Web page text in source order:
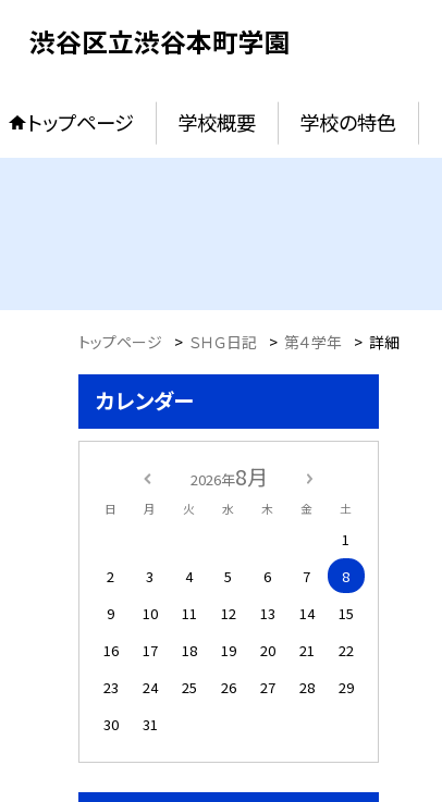
渋谷区立渋谷本町学園
トップページ 学校概要 学校の特色
トップページ > ＳＨＧ日記 > 第４学年 > 詳細
カレンダー
2026年8月
日 月 火 水 木 金 土
1
2
3 4 5 6 7
8
9
10 11 12 13 14
15
16
17 18 19 20 21
22
23
24 25 26 27 28
29
30
31